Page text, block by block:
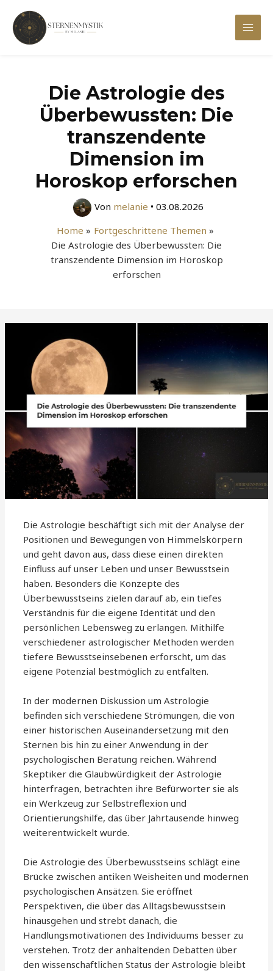
Inhalt
springen
Main
Die Astrologie des
Überbewussten: Die
transzendente
Dimension im
Horoskop erforschen
Von melanie • 03.08.2026
Home
Fortgeschrittene Themen
Die Astrologie des Überbewussten: Die
transzendente Dimension im Horoskop
erforschen
Die Astrologie beschäftigt sich mit der Analyse der
Positionen und Bewegungen von Himmelskörpern
und geht davon aus, dass diese einen direkten
Einfluss auf unser Leben und unser Bewusstsein
haben. Besonders die Konzepte des
Überbewusstseins zielen darauf ab, ein tiefes
Verständnis für die eigene Identität und den
persönlichen Lebensweg zu erlangen. Mithilfe
verschiedener astrologischer Methoden werden
tiefere Bewusstseinsebenen erforscht, um das
eigene Potenzial bestmöglich zu entfalten.
In der modernen Diskussion um Astrologie
befinden sich verschiedene Strömungen, die von
einer historischen Auseinandersetzung mit den
Sternen bis hin zu einer Anwendung in der
psychologischen Beratung reichen. Während
Skeptiker die Glaubwürdigkeit der Astrologie
hinterfragen, betrachten ihre Befürworter sie als
ein Werkzeug zur Selbstreflexion und
Orientierungshilfe, das über Jahrtausende hinweg
weiterentwickelt wurde.
Die Astrologie des Überbewusstseins schlägt eine
Brücke zwischen antiken Weisheiten und modernen
psychologischen Ansätzen. Sie eröffnet
Perspektiven, die über das Alltagsbewusstsein
hinausgehen und strebt danach, die
Handlungsmotivationen des Individuums besser zu
verstehen. Trotz der anhaltenden Debatten über
den wissenschaftlichen Status der Astrologie bleibt